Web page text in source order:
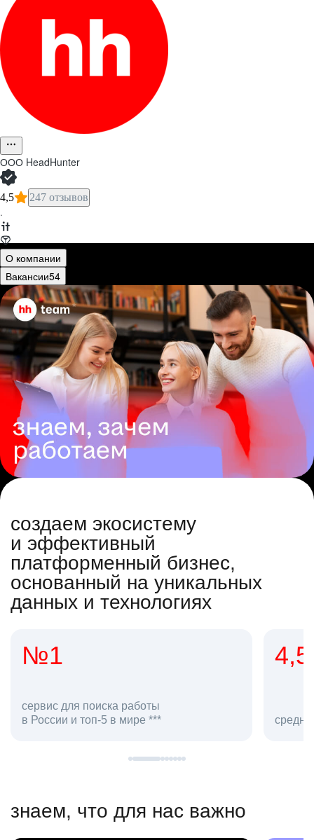
ООО HeadHunter
4,5 247 отзывов
·
О компании
Вакансии54
создаем экосистему
и эффективный
платформенный бизнес,
основанный на уникальных
данных и технологиях
4,5
средняя оценка hh.ru как работодателя **
в hh.ru
знаем, что для нас важно